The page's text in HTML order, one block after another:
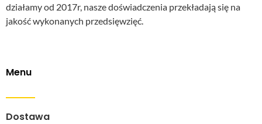
działamy od 2017r, nasze doświadczenia przekładają się na
jakość wykonanych przedsięwzięć.
Menu
Dostawa